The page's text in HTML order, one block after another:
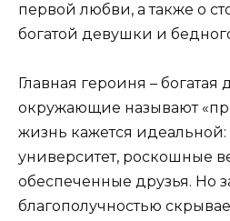
первой любви, а также о
богатой девушки и
Главная героиня –
окружающие называют
жизнь кажется
университет, роскошные
обеспеченные друзья. Но
благополучностью